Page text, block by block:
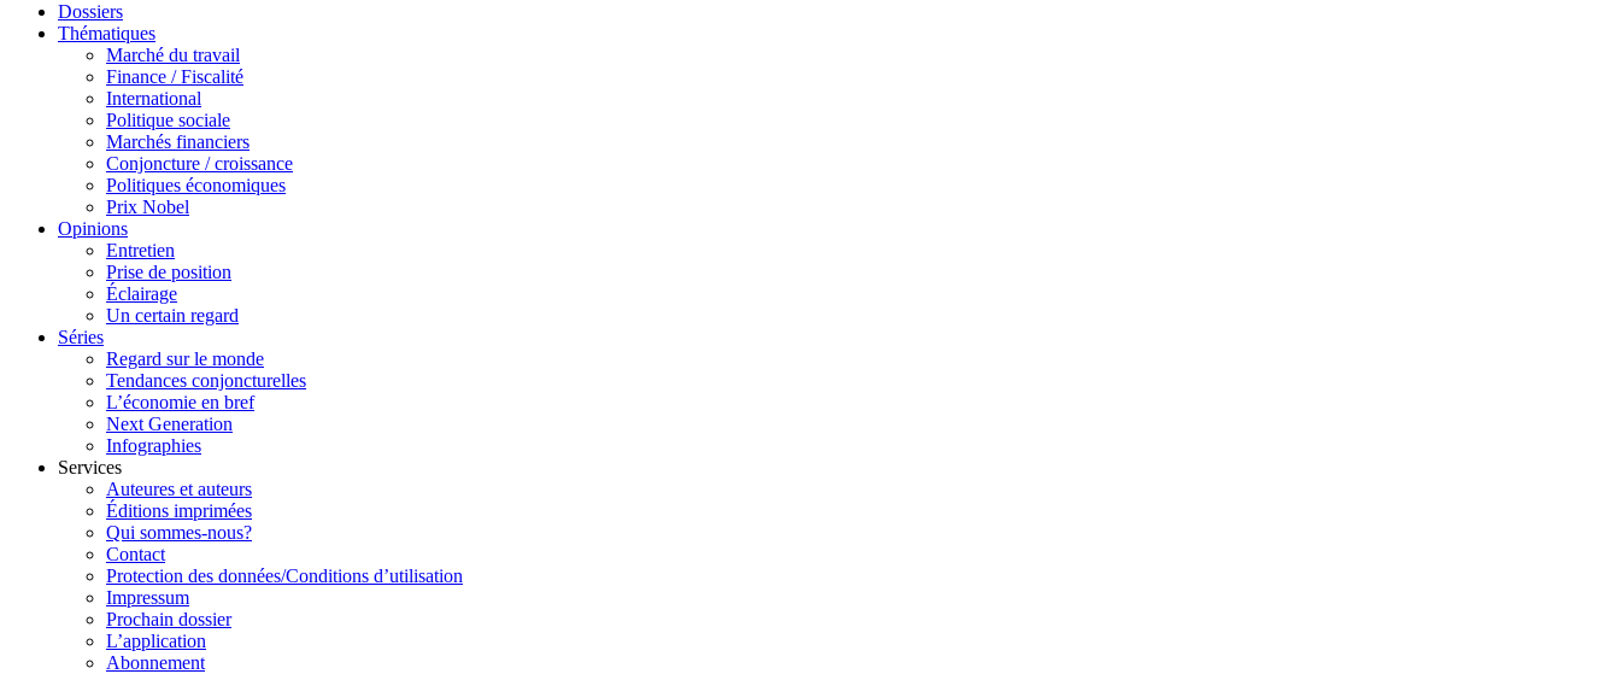
Dossiers
Thématiques
Marché du travail
Finance / Fiscalité
International
Politique sociale
Marchés financiers
Conjoncture / croissance
Politiques économiques
Prix Nobel
Opinions
Entretien
Prise de position
Éclairage
Un certain regard
Séries
Regard sur le monde
Tendances conjoncturelles
L’économie en bref
Next Generation
Infographies
Services
Auteures et auteurs
Éditions imprimées
Qui sommes-nous?
Contact
Protection des données/Conditions d’utilisation
Impressum
Prochain dossier
L’application
Abonnement